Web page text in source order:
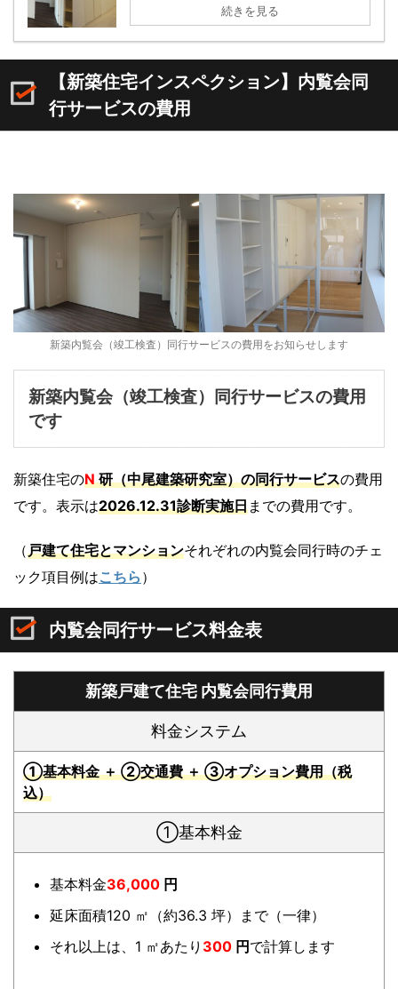
続きを見る
【新築住宅インスペクション】内覧会同
行サービスの費用
新築内覧会（竣工検査）同行サービスの費用をお知らせします
新築内覧会（竣工検査）同行サービスの費用
です
新築住宅のN研（中尾建築研究室）の同行サービスの費用
です。表示は2026.12.31診断実施日までの費用です。
（戸建て住宅とマンションそれぞれの内覧会同行時のチェ
ック項目例はこちら ）
内覧会同行サービス料金表
新築戸建て住宅 内覧会同行費用
料金システム
①基本料金 ＋ ②交通費 ＋ ③オプション費用（税
込）
①基本料金
基本料金36,000 円
延床面積120 ㎡（約36.3 坪）まで（一律）
それ以上は、1 ㎡あたり 300 円で計算します